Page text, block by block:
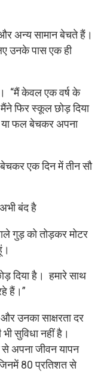
अन्य सामान बेचते हैं।
उनके पास एक ही
“मैं केवल एक वर्ष के
फिर स्कूल छोड़ दिया
या फल बेचकर अपना
एक दिन में तीन सौ
बंद है
गुड़ को तोड़कर मोटर
दिया है। हमारे साथ
हैं।”
उनका साक्षरता दर
सुविधा नहीं है।
अपना जीवन यापन
80 प्रतिशत से